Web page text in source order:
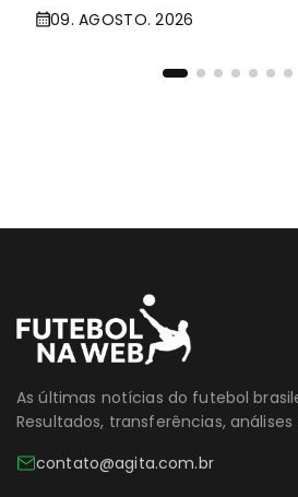
09. AGOSTO. 2026
As últimas notícias do futebol
Resultados, transferências,
contato@agita.com.br